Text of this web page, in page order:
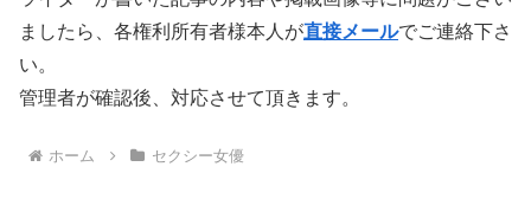
ましたら、各権利所有者様本人が直接メールでご連絡下さ
い。
管理者が確認後、対応させて頂きます。
ホーム セクシー女優